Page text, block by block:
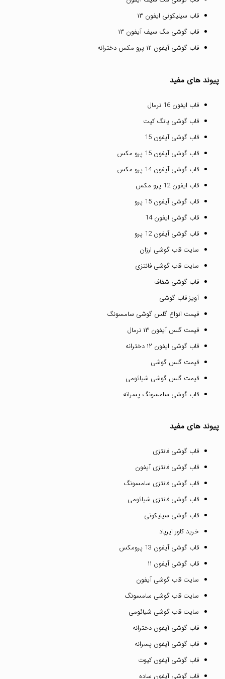
قاب سیلیکونی ایفون ۱۳
قاب گوشی مگ سیف آیفون ۱۳
قاب گوشی آیفون ۱۲ پرو مکس دخترانه
پیوند های مفید
قاب ایفون 16 نرمال
قاب گوشی یانگ کیت
قاب گوشی آیفون 15
قاب گوشی آیفون 15 پرو مکس
قاب گوشی آیفون 14 پرو مکس
قاب ایفون 12 پرو مکس
قاب گوشی آیفون 15 پرو
قاب گوشی ایفون 14
قاب گوشی آیفون 12 پرو
سایت قاب گوشی ارزان
سایت قاب گوشی فانتزی
قاب گوشی شفاف
آویز قاب گوشی
قیمت انواع گلس گوشی سامسونگ
قیمت گلس آیفون ۱۳ نرمال
قاب گوشی ایفون ۱۲ دخترانه
قیمت گلس گوشی
قیمت گلس گوشی شیائومی
قاب گوشی سامسونگ پسرانه
پیوند های مفید
قاب گوشی فانتزی
قاب گوشی فانتزی آیفون
قاب گوشی فانتزی سامسونگ
قاب گوشی فانتزی شیائومی
قاب گوشی سیلیکونی
خرید کاور ایرپاد
قاب گوشی آیفون 13 پرومکس
قاب گوشی آیفون ۱۱
سایت قاب گوشی آیفون
سایت قاب گوشی سامسونگ
سایت قاب گوشی شیائومی
قاب گوشی آیفون دخترانه
قاب گوشی آیفون پسرانه
قاب گوشی آیفون کیوت
قاب گوشی آیفون ساده